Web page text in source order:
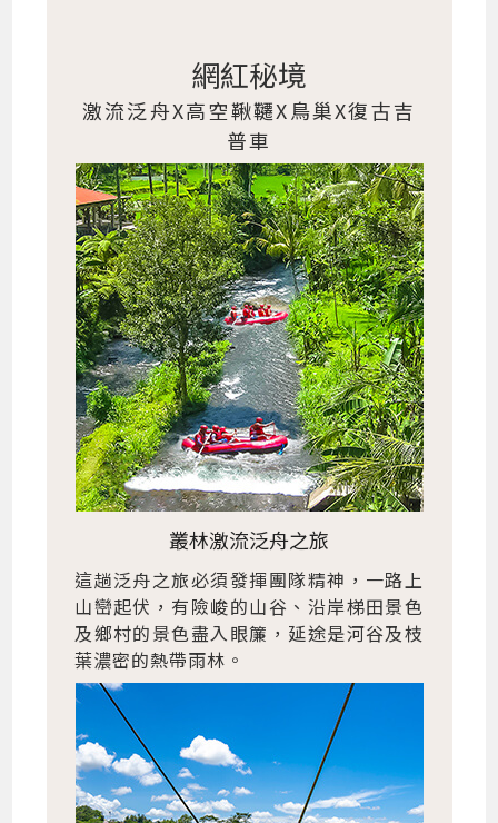
網紅秘境
激流泛舟X高空鞦韆X鳥巢X復古吉
普車
叢林激流泛舟之旅
這趟泛舟之旅必須發揮團隊精神，一路上
山巒起伏，有險峻的山谷、沿岸梯田景色
及鄉村的景色盡入眼簾，延途是河谷及枝
葉濃密的熱帶雨林。